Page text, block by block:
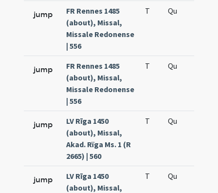
jump
FR Rennes 1485
(about), Missal,
Missale Redonense
| 556
T Qu
jump
FR Rennes 1485
(about), Missal,
Missale Redonense
| 556
T Qu
jump
LV Rīga 1450
(about), Missal,
Akad. Rïga Ms. 1 (R
2665) | 560
T Qu
jump
LV Rīga 1450
(about), Missal,
T Qu